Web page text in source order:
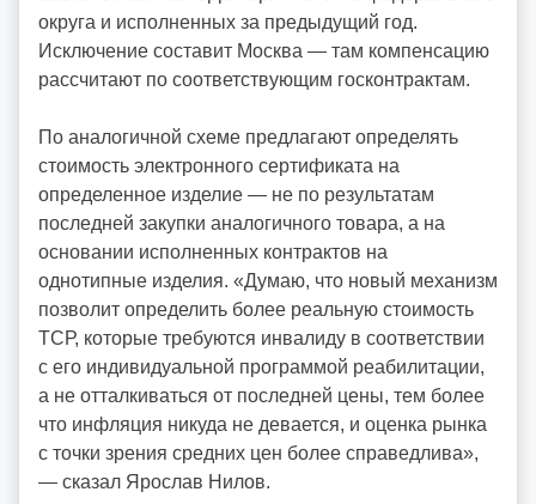
округа и исполненных за предыдущий год.
Исключение составит Москва — там компенсацию
рассчитают по соответствующим госконтрактам.
По аналогичной схеме предлагают определять
стоимость электронного сертификата на
определенное изделие — не по результатам
последней закупки аналогичного товара, а на
основании исполненных контрактов на
однотипные изделия. «Думаю, что новый механизм
позволит определить более реальную стоимость
ТСР, которые требуются инвалиду в соответствии
с его индивидуальной программой реабилитации,
а не отталкиваться от последней цены, тем более
что инфляция никуда не девается, и оценка рынка
с точки зрения средних цен более справедлива»,
— сказал Ярослав Нилов.